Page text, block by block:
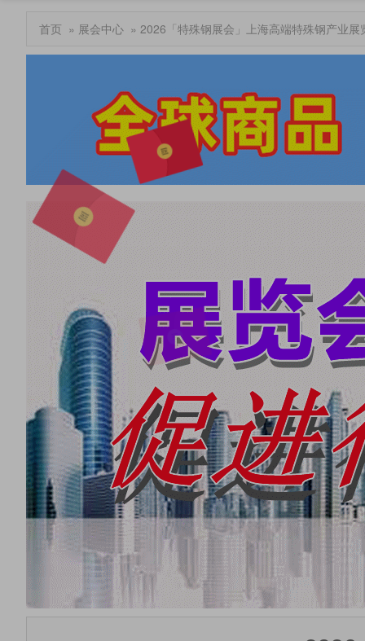
首页 » 展会中心 » 2026「特殊钢展会」上海高端特殊钢产业展